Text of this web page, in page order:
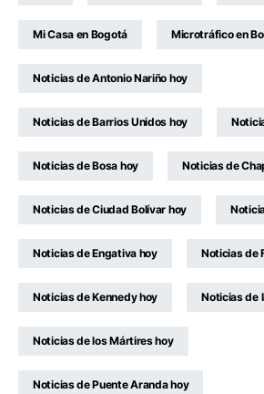
Mi Casa en Bogotá Microtráfico en
Noticias de Antonio Nariño hoy
Noticias de Barrios Unidos hoy
Noticias de Bosa hoy Noticias de
Noticias de Ciudad Bolívar hoy
Noticias de Engativa hoy Noticias de
Noticias de Kennedy hoy Noticias de
Noticias de los Mártires hoy
Noticias de Puente Aranda hoy